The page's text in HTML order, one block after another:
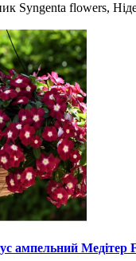
Syngenta flowers,
ампельний Медітер